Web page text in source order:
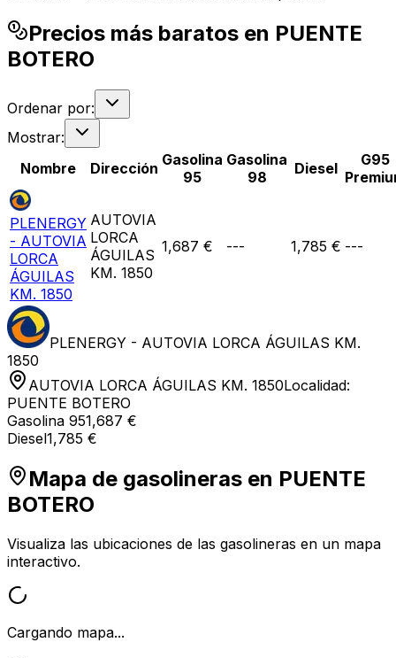
Precios más baratos en PUENTE
BOTERO
Ordenar por:
Mostrar:
Nombre
Dirección Gasolina
95
Gasolina
98
Diesel
G95
PLENERGY
- AUTOVIA
LORCA
ÁGUILAS
KM. 1850
AUTOVIA
LORCA
ÁGUILAS
KM. 1850
1,687 € --- 1,785 € ---
PLENERGY - AUTOVIA LORCA ÁGUILAS KM.
1850
AUTOVIA LORCA ÁGUILAS KM. 1850Localidad:
PUENTE BOTERO
Gasolina 951,687 €
Diesel1,785 €
Mapa de gasolineras en PUENTE
BOTERO
Visualiza las ubicaciones de las gasolineras en un mapa
interactivo.
Cargando mapa...